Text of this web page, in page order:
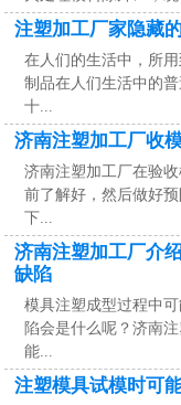
注塑加工厂家隐藏
在人们的生活中，所
制品在人们生活中的
十...
济南注塑加工厂收
济南注塑加工厂在验
前了解好，然后做好
下...
济南注塑加工厂介
缺陷
模具注塑成型过程中
陷会是什么呢？济南
能...
注塑模具试模时可